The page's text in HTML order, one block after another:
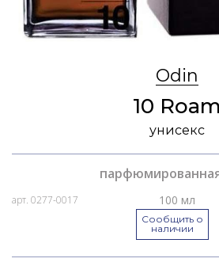
Odin
10 Roam
унисекс
арт. 0277-0017 100 мл
Сообщить о
наличии